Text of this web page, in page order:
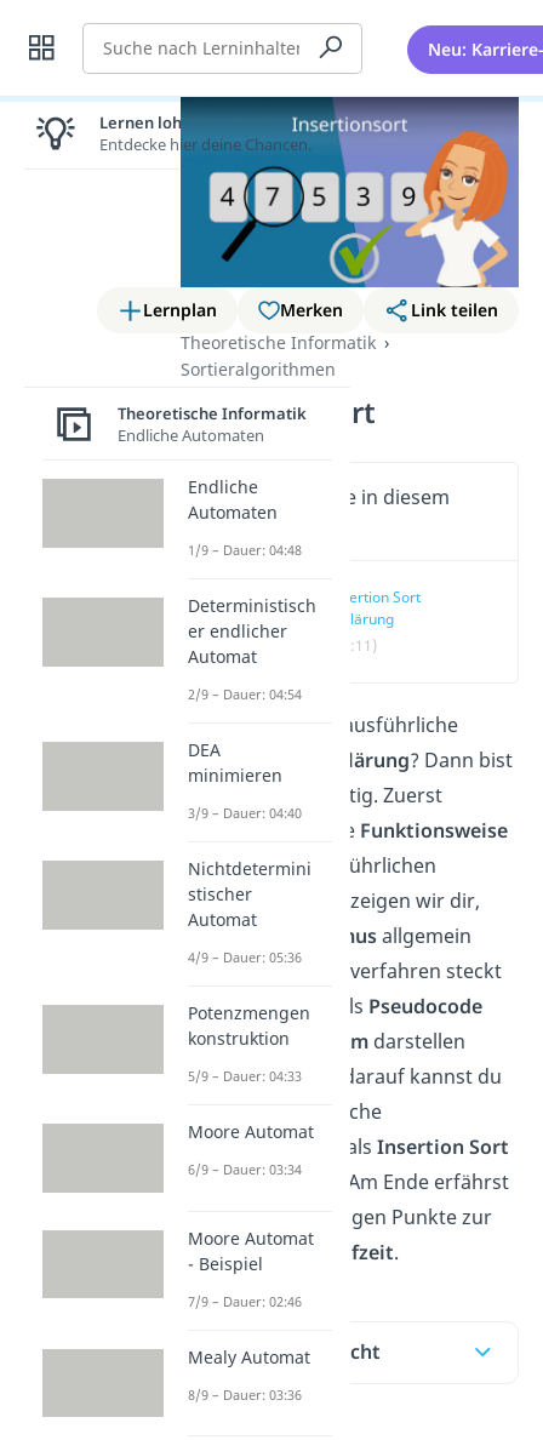
Suche Neu:
Lernplan Merken
Link teilen
Theoretische Informatik
Sortieralgorithmen
Insertion Sort
Wichtige Inhalte in diesem
Video
Insertion Sort
Erklärung
(00:11)
Du brauchst eine ausführliche
Insertion Sort Erklärung? Dann bist
du hier genau richtig. Zuerst
erklären wir dir die Funktionsweise
anhand eines ausführlichen
Beispiels
. Danach zeigen wir dir,
Algorithmusallgemein
hinter dem Sortierverfahren steckt
und wie man ihn als Pseudocode
oderStruktogramm darstellen
kann. Aufbauend darauf kannst du
danach eine mögliche
Implementierung alsInsertion Sort
Java
-Code sehen. Am Ende erfährst
du noch alle wichtigen Punkte zur
Insertion Sort Laufzeit.
Inhaltsübersicht
Lernen lohnt sich!
Entdecke hier deine Chancen.
Theoretische Informatik
Endliche Automaten
Endliche
Automaten
1/9 – Dauer: 04:48
Deterministisch
er endlicher
Automat
2/9 – Dauer: 04:54
DEA
minimieren
3/9 – Dauer: 04:40
Nichtdetermini
stischer
Automat
4/9 – Dauer: 05:36
Potenzmengen
konstruktion
5/9 – Dauer: 04:33
Moore Automat
6/9 – Dauer: 03:34
Moore Automat
- Beispiel
7/9 – Dauer: 02:46
Mealy Automat
8/9 – Dauer: 03:36